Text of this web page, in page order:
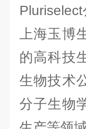
上海玉博
的高科技
生物技术
分子生物